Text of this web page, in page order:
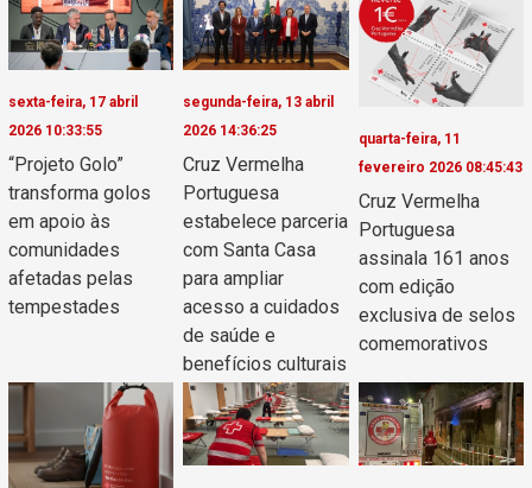
sexta-feira, 17 abril
2026 10:33:55
“Projeto Golo”
transforma golos
em apoio às
comunidades
afetadas pelas
tempestades
segunda-feira, 13 abril
2026 14:36:25
Cruz Vermelha
Portuguesa
estabelece parceria
com Santa Casa
para ampliar
acesso a cuidados
de saúde e
benefícios culturais
quarta-feira, 11
fevereiro 2026 08:45:43
Cruz Vermelha
Portuguesa
assinala 161 anos
com edição
exclusiva de selos
comemorativos